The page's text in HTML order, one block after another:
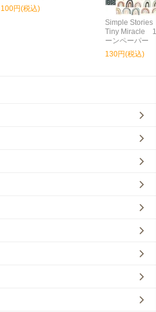
100円(税込)
Simple
Tiny Miracle
ーンペーパー
130円(税込)